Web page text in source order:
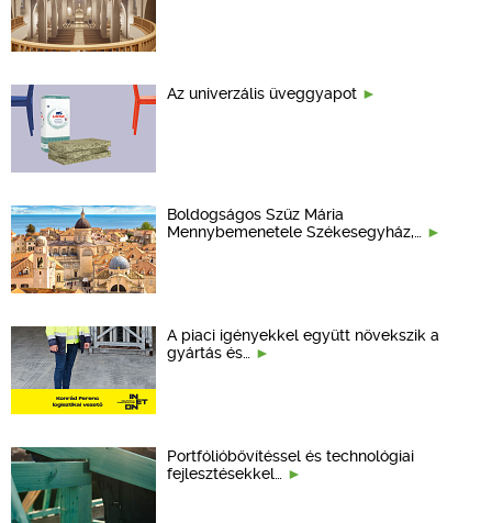
Az univerzális üveggyapot
Boldogságos Szűz Mária
Mennybemenetele Székesegyház,…
A piaci igényekkel együtt növekszik a
gyártás és…
Portfólióbővítéssel és technológiai
fejlesztésekkel…